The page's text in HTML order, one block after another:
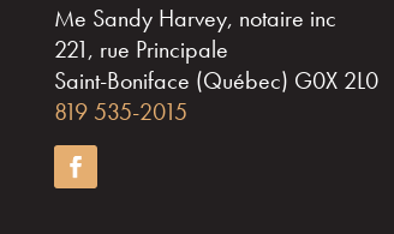
Me Sandy Harvey, notaire inc
221, rue Principale
Saint-Boniface (Québec) G0X 2L0
819 535-2015